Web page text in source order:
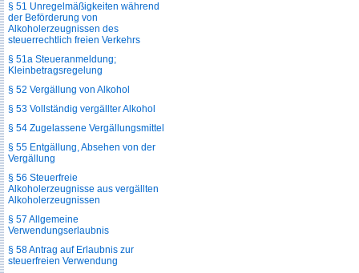
§ 51 Unregelmäßigkeiten während
der Beförderung von
Alkoholerzeugnissen des
steuerrechtlich freien Verkehrs
§ 51a Steueranmeldung;
Kleinbetragsregelung
§ 52 Vergällung von Alkohol
§ 53 Vollständig vergällter Alkohol
§ 54 Zugelassene Vergällungsmittel
§ 55 Entgällung, Absehen von der
Vergällung
§ 56 Steuerfreie
Alkoholerzeugnisse aus vergällten
Alkoholerzeugnissen
§ 57 Allgemeine
Verwendungserlaubnis
§ 58 Antrag auf Erlaubnis zur
steuerfreien Verwendung